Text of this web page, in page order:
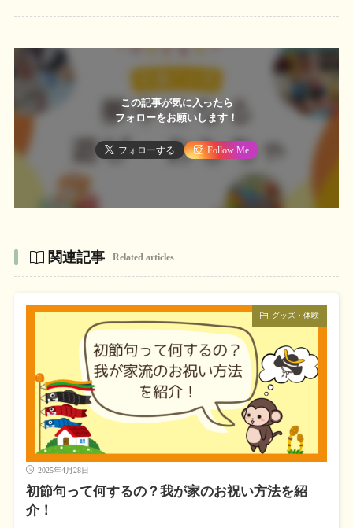
この記事が気に入ったら
フォローをお願いします！
フォローする Follow Me
関連記事 Related articles
グッズ・体験
2025年4月28日
初節句って何するの？我が家のお祝い方法を紹
介！